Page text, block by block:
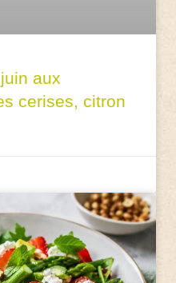
aux
cerises, citron